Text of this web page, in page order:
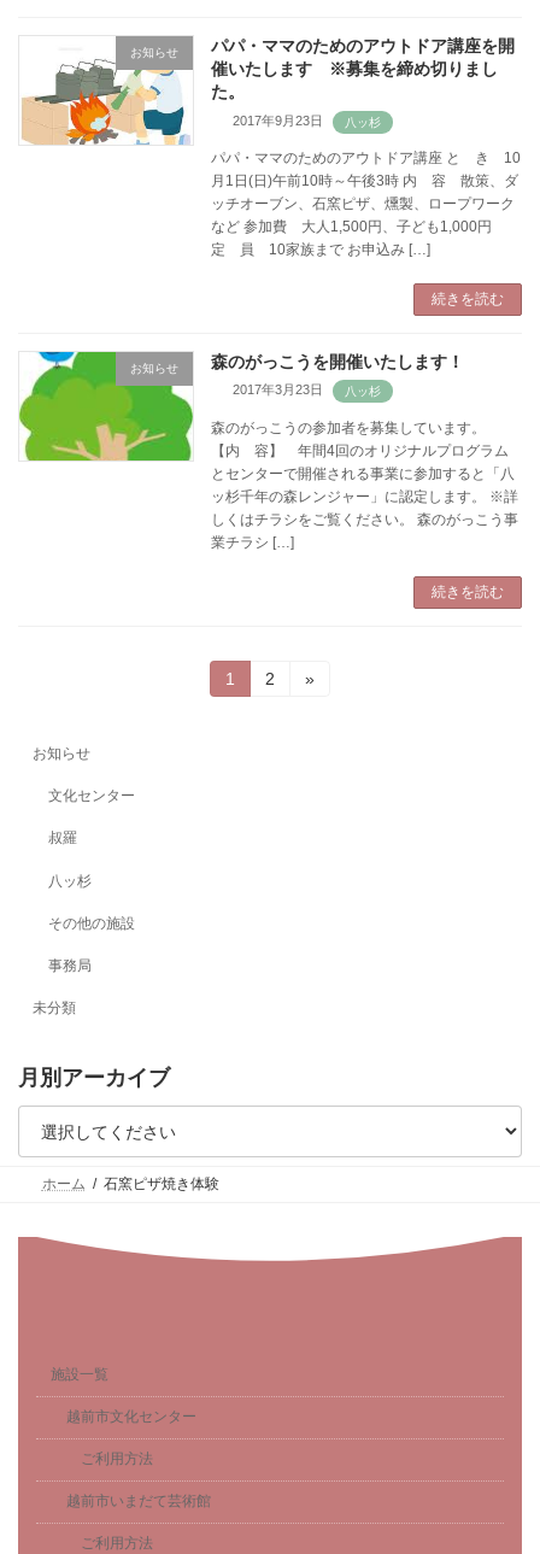
お知らせ
パパ・ママのためのアウトドア講座を開
催いたします ※募集を締め切りまし
た。
2017年9月23日
パパ・ママのためのアウトドア講座 と き 10
月1日(日)午前10時～午後3時 内 容 散策、ダ
ッチオーブン、石窯ピザ、燻製、ロープワーク
など 参加費 大人1,500円、子ども1,000円
定 員 10家族まで お申込み […]
続きを読む
お知らせ 森のがっこうを開催いたします！
2017年3月23日
森のがっこうの参加者を募集しています。
【内 容】 年間4回のオリジナルプログラム
とセンターで開催される事業に参加すると「八
ッ杉千年の森レンジャー」に認定します。 ※詳
しくはチラシをご覧ください。 森のがっこう事
業チラシ […]
続きを読む
の
固
定
1
固
2 »
お知らせ
文化センター
叔羅
八ッ杉
その他の施設
事務局
未分類
月別アーカイブ
ホーム 石窯ピザ焼き体験
施設一覧
越前市文化センター
ご利用方法
越前市いまだて芸術館
ご利用方法